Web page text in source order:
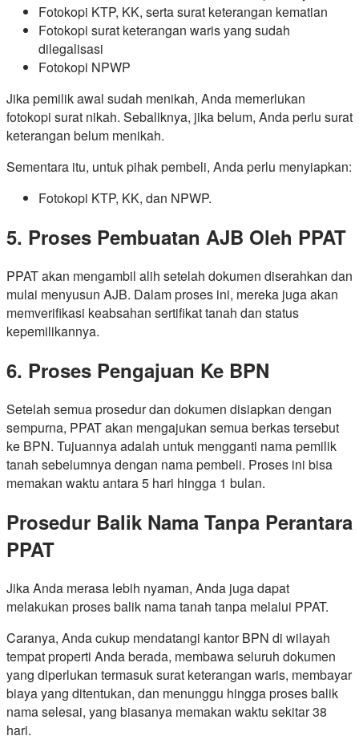
Fotokopi KTP, KK, serta surat keterangan kematian
Fotokopi surat keterangan waris yang sudah
dilegalisasi
Fotokopi NPWP
Jika pemilik awal sudah menikah, Anda memerlukan
fotokopi surat nikah. Sebaliknya, jika belum, Anda perlu surat
keterangan belum menikah.
Sementara itu, untuk pihak pembeli, Anda perlu menyiapkan:
Fotokopi KTP, KK, dan NPWP.
5. Proses Pembuatan AJB Oleh PPAT
PPAT akan mengambil alih setelah dokumen diserahkan dan
mulai menyusun AJB. Dalam proses ini, mereka juga akan
memverifikasi keabsahan sertifikat tanah dan status
kepemilikannya.
6. Proses Pengajuan Ke BPN
Setelah semua prosedur dan dokumen disiapkan dengan
sempurna, PPAT akan mengajukan semua berkas tersebut
ke BPN. Tujuannya adalah untuk mengganti nama pemilik
tanah sebelumnya dengan nama pembeli. Proses ini bisa
memakan waktu antara 5 hari hingga 1 bulan.
Prosedur Balik Nama Tanpa Perantara
PPAT
Jika Anda merasa lebih nyaman, Anda juga dapat
melakukan proses balik nama tanah tanpa melalui PPAT.
Caranya, Anda cukup mendatangi kantor BPN di wilayah
tempat properti Anda berada, membawa seluruh dokumen
yang diperlukan termasuk surat keterangan waris, membayar
biaya yang ditentukan, dan menunggu hingga proses balik
nama selesai, yang biasanya memakan waktu sekitar 38
hari.